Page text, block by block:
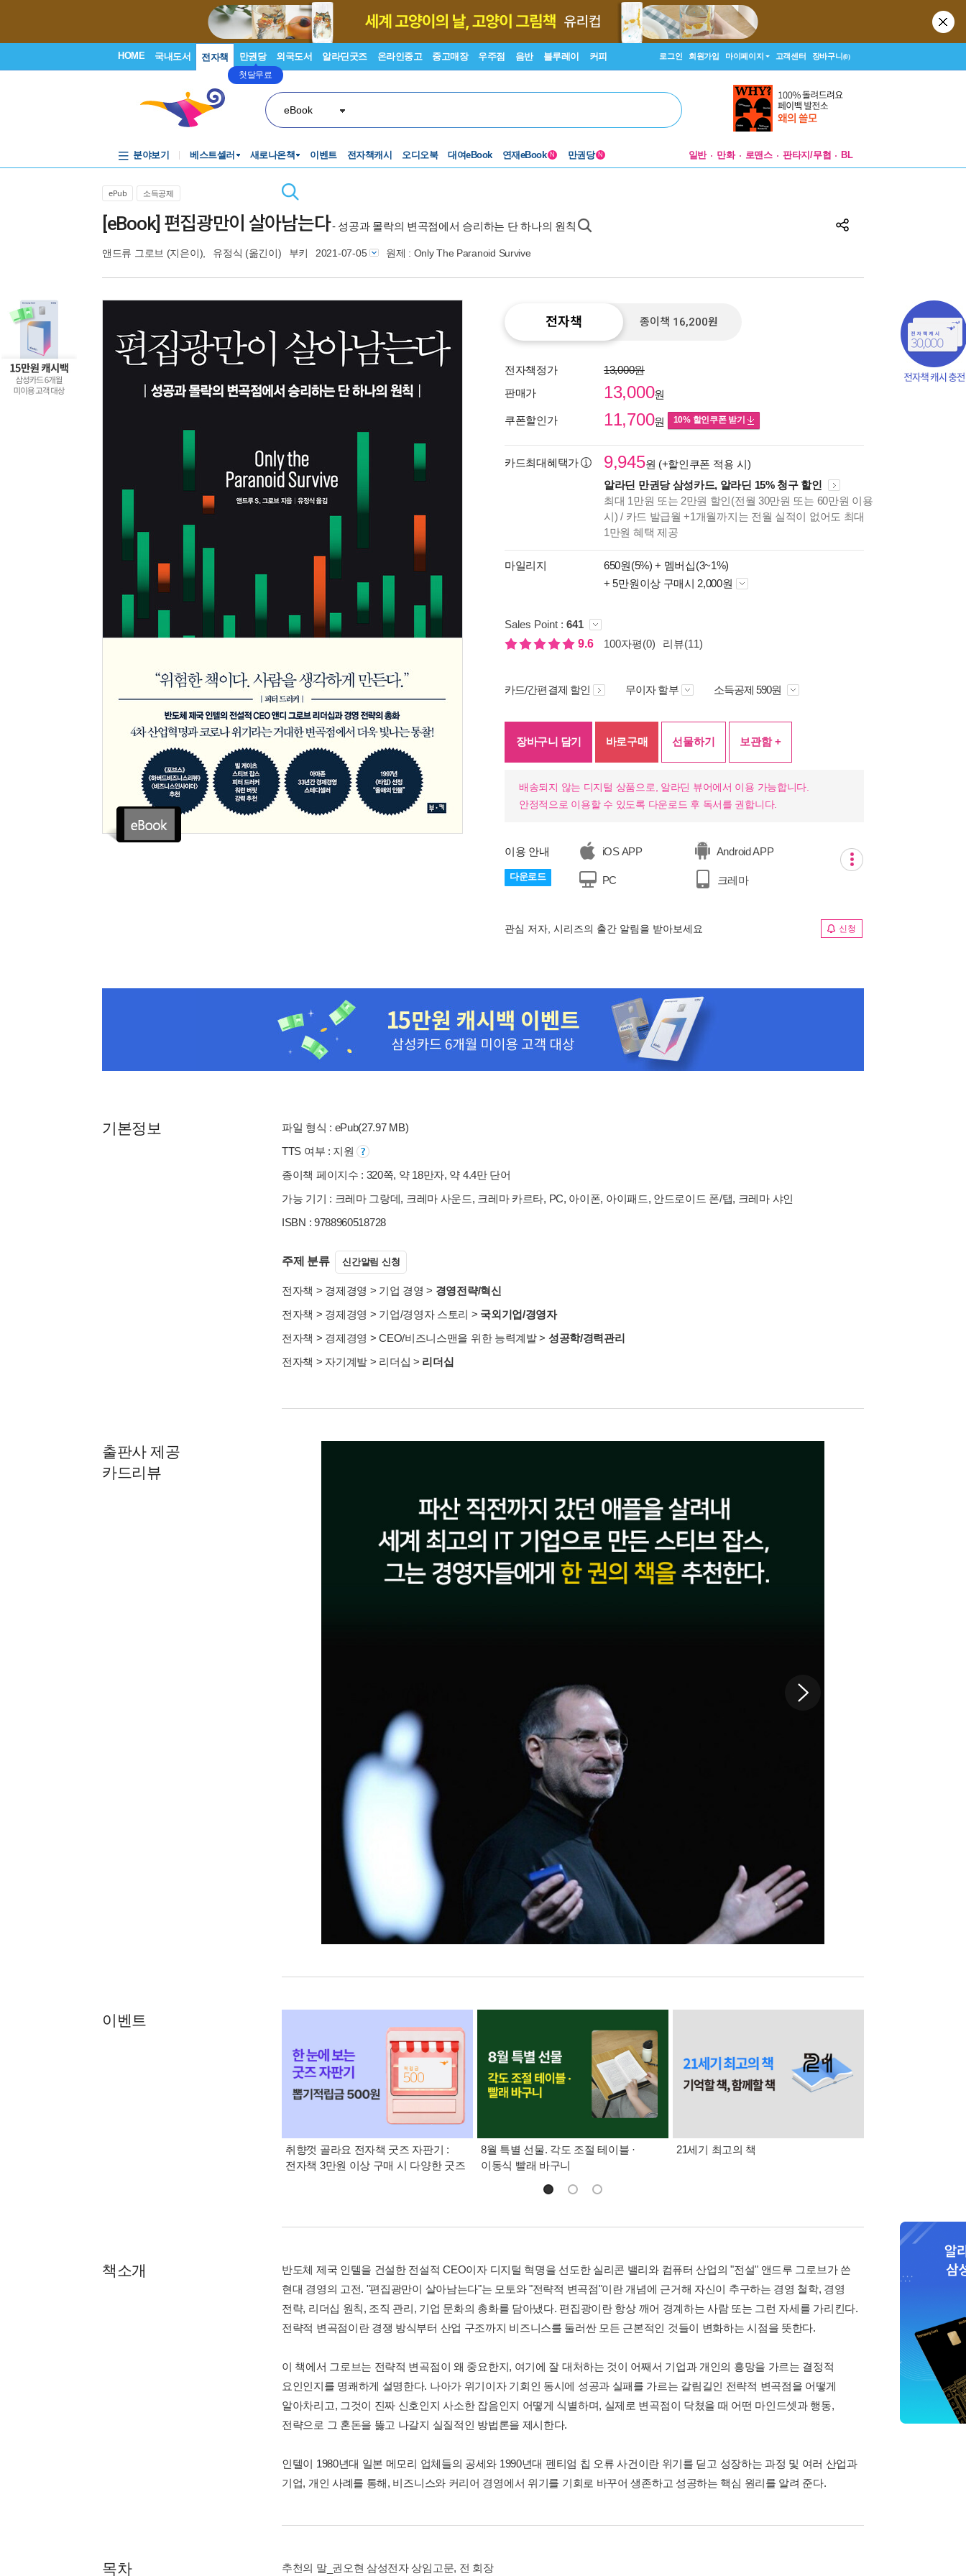
HOME 국내도서 전자책 만권당
첫달무료
외국도서 알라딘굿즈 온라인중고 중고매장 우주점 음반 블루레이 커피 로그인 회원가입 마이페이지 고객센터 장바구니(0)
eBook
분야보기 베스트셀러 새로나온책 이벤트 전자책캐시 오디오북 대여eBook 연재eBook N 만권당 N 일반 만화 로맨스 판타지/무협 BL
ePub 소득공제
[eBook] 편집광만이 살아남는다- 성공과 몰락의 변곡점에서 승리하는 단 하나의 원칙
앤드류 그로브 (지은이), 유정식 (옮긴이) 부키 2021-07-05 원제 : Only The Paranoid Survive
종이책의
미리보기
입니다.
전자책 종이책 16,200원
전자책정가
13,000원
판매가
13,000원
쿠폰할인가 11,700원 10% 할인쿠폰 받기
카드최대혜택가 9,945원 (+할인쿠폰 적용 시)
알라딘 만권당 삼성카드, 알라딘 15% 청구 할인
최대 1만원 또는 2만원 할인(전월 30만원 또는 60만원 이용
시) / 카드 발급월 +1개월까지는 전월 실적이 없어도 최대
1만원 혜택 제공
마일리지 650원(5%) + 멤버십(3~1%)
+ 5만원이상 구매시 2,000원
Sales Point : 641
9.6
100자평(0) 리뷰(11)
카드/간편결제 할인 무이자 할부 소득공제 590원
장바구니 담기 바로구매 선물하기 보관함 +
배송되지 않는 디지털 상품으로, 알라딘 뷰어에서 이용 가능합니다.
안정적으로 이용할 수 있도록 다운로드 후 독서를 권합니다.
이용 안내
다운로드
iOS APP Android APP
PC 크레마
관심 저자, 시리즈의 출간 알림을 받아보세요 신청
기본정보
파일 형식 : ePub(27.97 MB)
TTS 여부 : 지원
종이책 페이지수 : 320쪽, 약 18만자, 약 4.4만 단어
가능 기기 : 크레마 그랑데, 크레마 사운드, 크레마 카르타, PC, 아이폰, 아이패드, 안드로이드 폰/탭, 크레마 샤인
ISBN : 9788960518728
주제 분류 신간알림 신청
전자책 > 경제경영 > 기업 경영 > 경영전략/혁신
전자책 > 경제경영 > 기업/경영자 스토리 > 국외기업/경영자
전자책 > 경제경영 >CEO/비즈니스맨을 위한 능력계발> 성공학/경력관리
전자책 > 자기계발 > 리더십 > 리더십
출판사 제공
카드리뷰
이벤트
취향껏 골라요 전자책 굿즈 자판기 :
전자책 3만원 이상 구매 시 다양한 굿즈
8월 특별 선물. 각도 조절 테이블 ·
이동식 빨래 바구니
21세기 최고의 책
책소개
반도체 제국 인텔을 건설한 전설적 CEO이자 디지털 혁명을 선도한 실리콘 밸리와 컴퓨터 산업의 "전설" 앤드루 그로브가 쓴
현대 경영의 고전. "편집광만이 살아남는다"는 모토와 "전략적 변곡점"이란 개념에 근거해 자신이 추구하는 경영 철학, 경영
전략, 리더십 원칙, 조직 관리, 기업 문화의 총화를 담아냈다. 편집광이란 항상 깨어 경계하는 사람 또는 그런 자세를 가리킨다.
전략적 변곡점이란 경쟁 방식부터 산업 구조까지 비즈니스를 둘러싼 모든 근본적인 것들이 변화하는 시점을 뜻한다.
이 책에서 그로브는 전략적 변곡점이 왜 중요한지, 여기에 잘 대처하는 것이 어째서 기업과 개인의 흥망을 가르는 결정적
요인인지를 명쾌하게 설명한다. 나아가 위기이자 기회인 동시에 성공과 실패를 가르는 갈림길인 전략적 변곡점을 어떻게
알아차리고, 그것이 진짜 신호인지 사소한 잡음인지 어떻게 식별하며, 실제로 변곡점이 닥쳤을 때 어떤 마인드셋과 행동,
전략으로 그 혼돈을 뚫고 나갈지 실질적인 방법론을 제시한다.
인텔이 1980년대 일본 메모리 업체들의 공세와 1990년대 펜티엄 칩 오류 사건이란 위기를 딛고 성장하는 과정 및 여러 산업과
기업, 개인 사례를 통해, 비즈니스와 커리어 경영에서 위기를 기회로 바꾸어 생존하고 성공하는 핵심 원리를 알려 준다.
목차 추천의 말_권오현 삼성전자 상임고문, 전 회장